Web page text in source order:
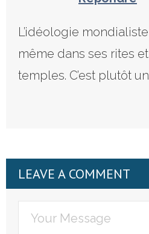
L’idéologie
même dans ses rites
temples. C’est plutôt
LEAVE A COMMENT